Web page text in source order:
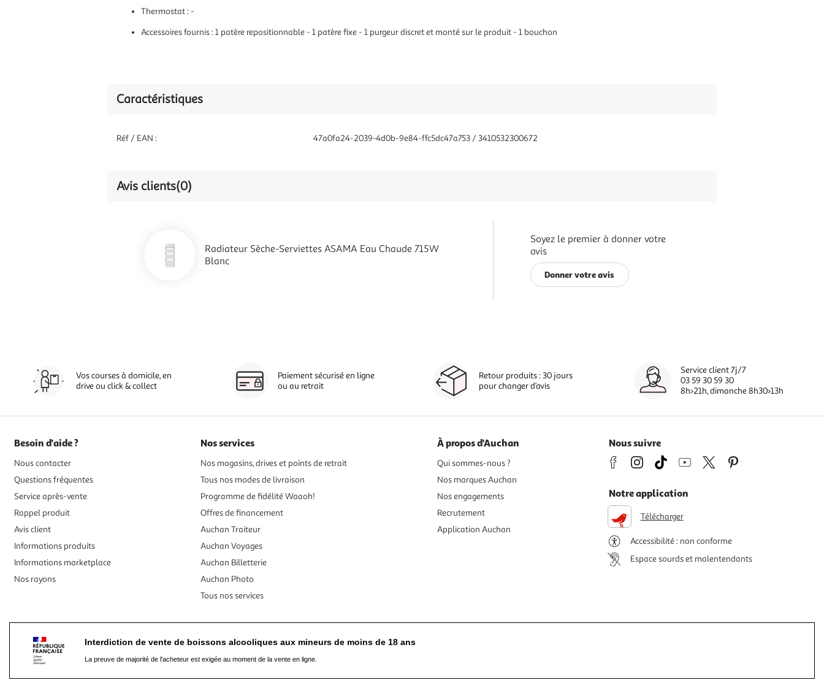
Thermostat : -
Accessoires fournis : 1 patère repositionnable - 1 patère fixe - 1 purgeur discret et monté sur le produit - 1 bouchon
Caractéristiques
Réf / EAN : 47a0fa24-2039-4d0b-9e84-ffc5dc47a753 / 3410532300672
Avis clients(0)
Radiateur Sèche-Serviettes ASAMA Eau Chaude 715W
Blanc
Soyez le premier à donner votre
avis
Donner votre avis
Vos courses à domicile, en
drive ou click & collect
Paiement sécurisé en ligne
ou au retrait
Retour produits : 30 jours
pour changer d’avis
Service client 7j/7
03 59 30 59 30
8h>21h, dimanche 8h30>13h
Besoin d'aide ?
Nous contacter
Questions fréquentes
Service après-vente
Rappel produit
Avis client
Informations produits
Informations marketplace
Nos rayons
Nos services
Nos magasins, drives et points de retrait
Tous nos modes de livraison
Programme de fidélité Waaoh!
Offres de financement
Auchan Traiteur
Auchan Voyages
Auchan Billetterie
Auchan Photo
Tous nos services
À propos d'Auchan
Qui sommes-nous ?
Nos marques Auchan
Nos engagements
Recrutement
Application Auchan
Nous suivre
Notre application
Télécharger
Accessibilité : non conforme
Espace sourds et malentendants
Interdiction de vente de boissons alcooliques aux mineurs de moins de 18 ans
La preuve de majorité de l'acheteur est exigée au moment de la vente en ligne.